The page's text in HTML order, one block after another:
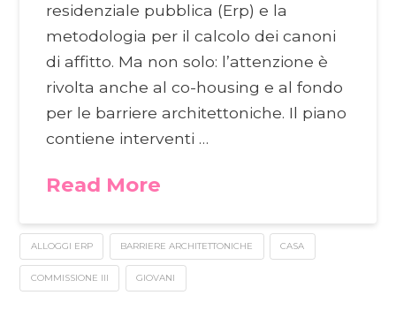
residenziale pubblica (Erp) e la
metodologia per il calcolo dei canoni
di affitto. Ma non solo: l’attenzione è
rivolta anche al co-housing e al fondo
per le barriere architettoniche. Il piano
contiene interventi …
Read More
ALLOGGI ERP BARRIERE ARCHITETTONICHE CASA
COMMISSIONE III GIOVANI